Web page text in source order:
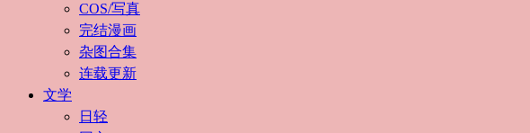
COS/写真
完结漫画
杂图合集
连载更新
文学
日轻